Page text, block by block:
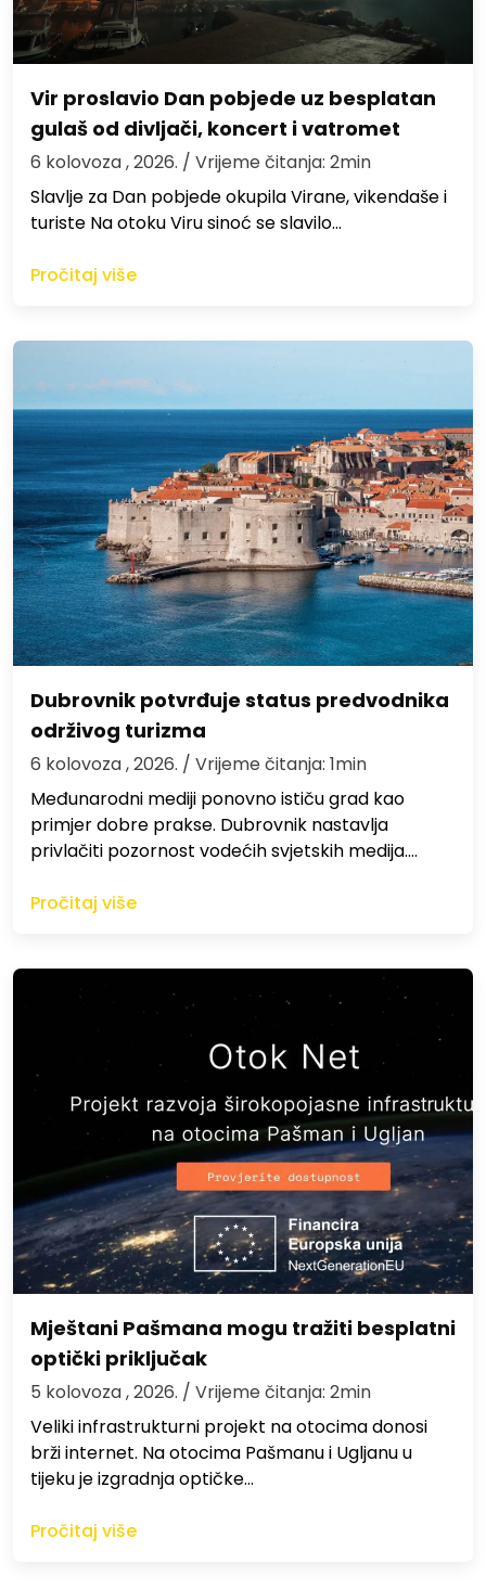
Vir proslavio Dan pobjede uz besplatan
gulaš od divljači, koncert i vatromet
6 kolovoza , 2026. / Vrijeme čitanja: 2min
Slavlje za Dan pobjede okupila Virane, vikendaše i
turiste Na otoku Viru sinoć se slavilo…
Pročitaj više
Dubrovnik potvrđuje status predvodnika
održivog turizma
6 kolovoza , 2026. / Vrijeme čitanja: 1min
Međunarodni mediji ponovno ističu grad kao
primjer dobre prakse. Dubrovnik nastavlja
privlačiti pozornost vodećih svjetskih medija.…
Pročitaj više
Mještani Pašmana mogu tražiti besplatni
optički priključak
5 kolovoza , 2026. / Vrijeme čitanja: 2min
Veliki infrastrukturni projekt na otocima donosi
brži internet. Na otocima Pašmanu i Ugljanu u
tijeku je izgradnja optičke…
Pročitaj više